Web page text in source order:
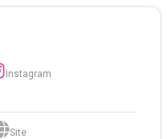
Instagram
Site